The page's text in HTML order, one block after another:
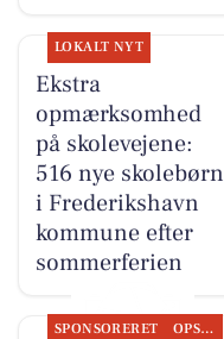
LOKALT NYT
Ekstra
opmærksomhed
på skolevejene:
516 nye skolebørn
i Frederikshavn
kommune efter
sommerferien
SPONSORERET OPSLAGSTAVLEN